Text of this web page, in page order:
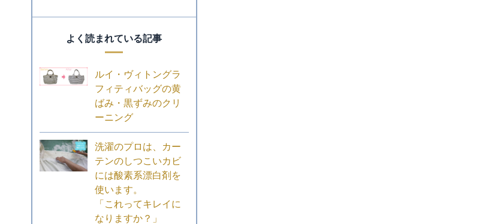
よく読まれている記事
ルイ・ヴィトングラ
フィティバッグの黄
ばみ・黒ずみのクリ
ーニング
洗濯のプロは、カー
テンのしつこいカビ
には酸素系漂白剤を
使います。
「これってキレイに
なりますか？」